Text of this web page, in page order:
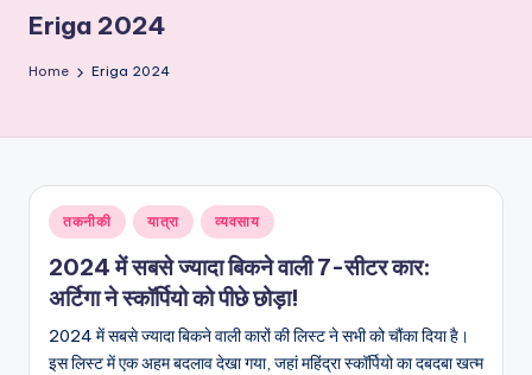
ताज़ा
समाचार
–
और
विश्व
Eriga 2024
Home Eriga 2024
Posted
in
तकनीकी यात्रा व्यवसाय
2024 में सबसे ज्यादा बिकने वाली 7-सीटर कार:
अर्टिगा ने स्कॉर्पियो को पीछे छोड़ा!
2024 में सबसे ज्यादा बिकने वाली कारों की लिस्ट ने सभी को चौंका दिया है।
इस लिस्ट में एक अहम बदलाव देखा गया, जहां महिंद्रा स्कॉर्पियो का दबदबा खत्म